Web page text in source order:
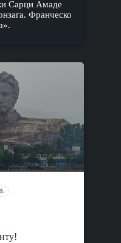
Сарци Амаде
Франческо